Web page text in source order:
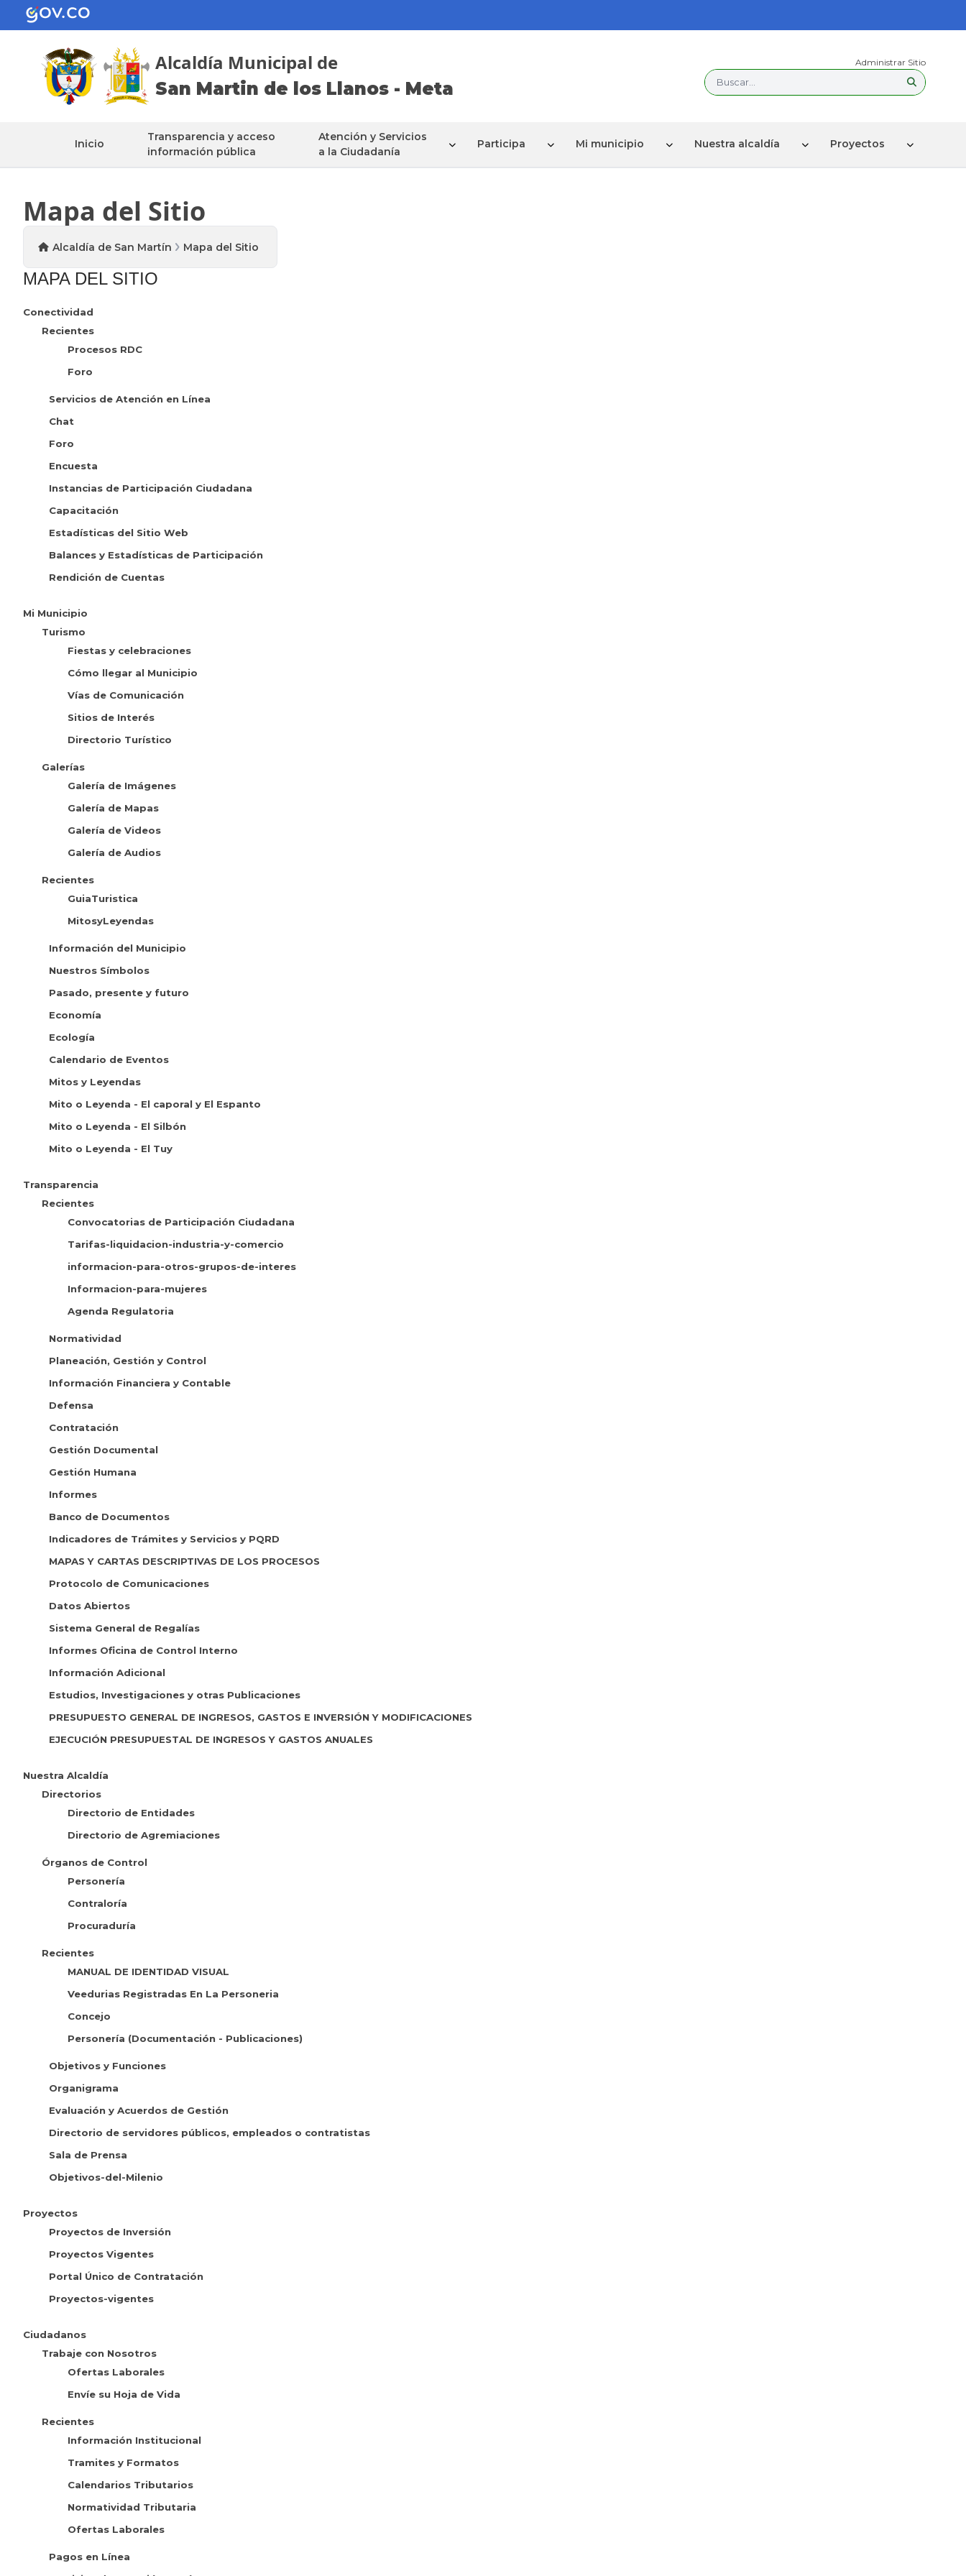
Alcaldía Municipal de
San Martin de los Llanos - Meta
Administrar Sitio
Buscar...
Inicio
Transparencia y acceso
información pública
Atención y Servicios
a la Ciudadanía
Participa Mi municipio Nuestra alcaldía Proyectos
Mapa del Sitio
Alcaldía de San Martín Mapa del Sitio
MAPA DEL SITIO
Conectividad
Recientes
Procesos RDC
Foro
Servicios de Atención en Línea
Chat
Foro
Encuesta
Instancias de Participación Ciudadana
Capacitación
Estadísticas del Sitio Web
Balances y Estadísticas de Participación
Rendición de Cuentas
Mi Municipio
Turismo
Fiestas y celebraciones
Cómo llegar al Municipio
Vías de Comunicación
Sitios de Interés
Directorio Turístico
Galerías
Galería de Imágenes
Galería de Mapas
Galería de Videos
Galería de Audios
Recientes
GuiaTuristica
MitosyLeyendas
Información del Municipio
Nuestros Símbolos
Pasado, presente y futuro
Economía
Ecología
Calendario de Eventos
Mitos y Leyendas
Mito o Leyenda - El caporal y El Espanto
Mito o Leyenda - El Silbón
Mito o Leyenda - El Tuy
Transparencia
Recientes
Convocatorias de Participación Ciudadana
Tarifas-liquidacion-industria-y-comercio
informacion-para-otros-grupos-de-interes
Informacion-para-mujeres
Agenda Regulatoria
Normatividad
Planeación, Gestión y Control
Información Financiera y Contable
Defensa
Contratación
Gestión Documental
Gestión Humana
Informes
Banco de Documentos
Indicadores de Trámites y Servicios y PQRD
MAPAS Y CARTAS DESCRIPTIVAS DE LOS PROCESOS
Protocolo de Comunicaciones
Datos Abiertos
Sistema General de Regalías
Informes Oficina de Control Interno
Información Adicional
Estudios, Investigaciones y otras Publicaciones
PRESUPUESTO GENERAL DE INGRESOS, GASTOS E INVERSIÓN Y MODIFICACIONES
EJECUCIÓN PRESUPUESTAL DE INGRESOS Y GASTOS ANUALES
Nuestra Alcaldía
Directorios
Directorio de Entidades
Directorio de Agremiaciones
Órganos de Control
Personería
Contraloría
Procuraduría
Recientes
MANUAL DE IDENTIDAD VISUAL
Veedurias Registradas En La Personeria
Concejo
Personería (Documentación - Publicaciones)
Objetivos y Funciones
Organigrama
Evaluación y Acuerdos de Gestión
Directorio de servidores públicos, empleados o contratistas
Sala de Prensa
Objetivos-del-Milenio
Proyectos
Proyectos de Inversión
Proyectos Vigentes
Portal Único de Contratación
Proyectos-vigentes
Ciudadanos
Trabaje con Nosotros
Ofertas Laborales
Envíe su Hoja de Vida
Recientes
Información Institucional
Tramites y Formatos
Calendarios Tributarios
Normatividad Tributaria
Ofertas Laborales
Pagos en Línea